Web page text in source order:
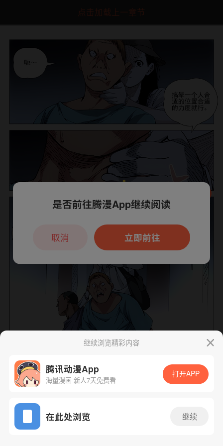
点击加载上一章节
App免费看
下一话
继续浏览精彩内容
腾讯动漫App
海量漫画 新人7天免费看
打开APP
在此处浏览 继续
本章节仅支持App阅读，可打开App新用
户7天免费看
是否前往腾漫App继续阅读
立即前往
取消